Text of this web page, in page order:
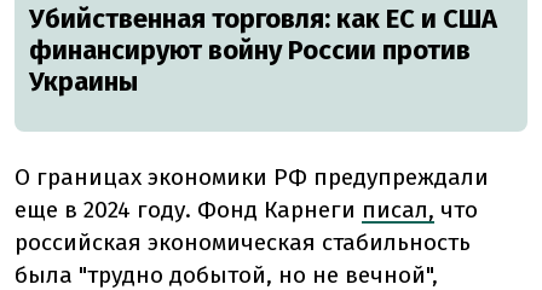
Убийственная торговля: как ЕС и США
финансируют войну России против
Украины
О границах экономики РФ предупреждали
еще в 2024 году. Фонд Карнеги писал, что
российская экономическая стабильность
была "трудно добытой, но не вечной",